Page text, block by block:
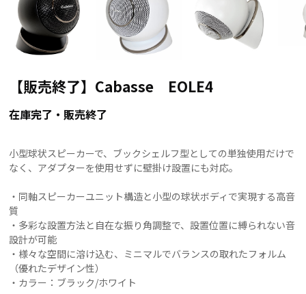
【販売終了】Cabasse EOLE4
在庫完了・販売終了
小型球状スピーカーで、ブックシェルフ型としての単独使用だけで
なく、アダプターを使用せずに壁掛け設置にも対応。
・同軸スピーカーユニット構造と小型の球状ボディで実現する高音
質
・多彩な設置方法と自在な振り角調整で、設置位置に縛られない音
設計が可能
・様々な空間に溶け込む、ミニマルでバランスの取れたフォルム
（優れたデザイン性）
・カラー：ブラック/ホワイト